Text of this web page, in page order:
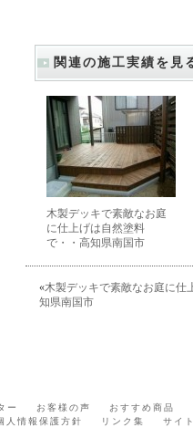
関連の施工実績を見
木製デッキで素敵なお庭
に仕上げは自然塗料
で・・高知県南国市
«木製デッキで素敵なお庭に仕
知県南国市
ー お客様の声
おすすめ商品
人情報保護方針 リンク集 サイ